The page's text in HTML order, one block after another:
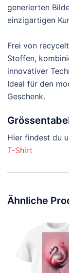
generierten
einzigartigen
Frei von
Stoffen,
innovativer
Ideal für den
Geschenk.
Hier findest du
T-Shirt
Ähnliche